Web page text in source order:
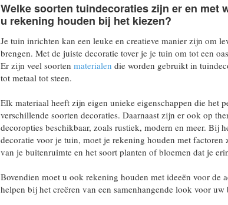
Welke soorten tuindecoraties zijn er en met
u rekening houden bij het kiezen?
Je tuin inrichten kan een leuke en creatieve manier zijn om
brengen. Met de juiste decoratie tover je je tuin om tot een
Er zijn veel soorten materialen die worden gebruikt in
tot metaal tot steen.
Elk materiaal heeft zijn eigen unieke eigenschappen die het
verschillende soorten decoraties. Daarnaast zijn er ook op
decoropties beschikbaar, zoals rustiek, modern en meer. Bij
decoratie voor je tuin, moet je rekening houden met factoren
van je buitenruimte en het soort planten of bloemen dat je
Bovendien moet u ook rekening houden met ideeën voor de
helpen bij het creëren van een samenhangende look voor uw